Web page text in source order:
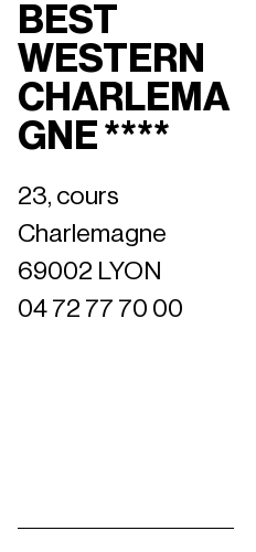
BEST
WESTERN
CHARLEMA
GNE ****
23, cours
Charlemagne
69002 LYON
04 72 77 70 00